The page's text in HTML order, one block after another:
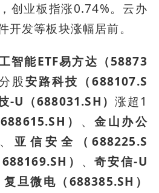
创业板指涨0.74%。云办
开发等板块涨幅居前。
智能ETF易方达（58873
股安路科技（688107.S
-U（688031.SH）涨超1
） 、金山办公
、亚信安全（688225.S
） 、奇安信-U
复旦微电（688385.SH）